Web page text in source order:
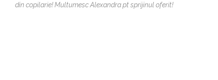
din copilarie! Multumesc Alexandra pt sprijinul oferit!